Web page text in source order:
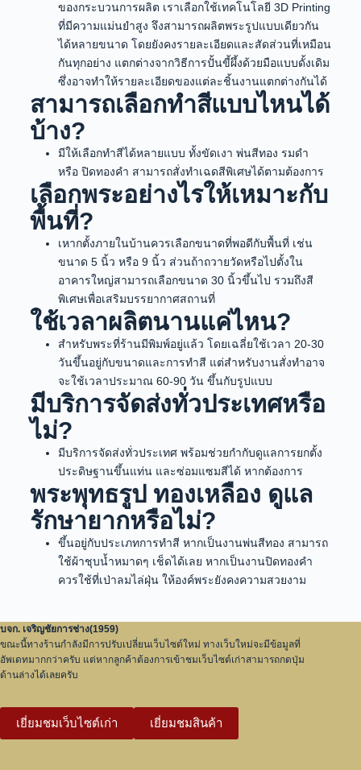
ของกระบวนการผลิต เราเลือกใช้เทคโนโลยี 3D Printing
ที่มีความแม่นยำสูง จึงสามารถผลิตพระรูปแบบเดียวกัน
ได้หลายขนาด โดยยังคงรายละเอียดและสัดส่วนที่เหมือน
กันทุกอย่าง แตกต่างจากวิธีการปั้นขี้ผึ้งด้วยมือแบบดั้งเดิม
ซึ่งอาจทำให้รายละเอียดของแต่ละชิ้นงานแตกต่างกันได้
สามารถเลือกทำสีแบบไหนได้
บ้าง?
มีให้เลือกทำสีได้หลายแบบ ทั้งขัดเงา พ่นสีทอง รมดำ
หรือ ปิดทองคำ สามารถสั่งทำเฉดสีพิเศษได้ตามต้องการ
เลือกพระอย่างไรให้เหมาะกับ
พื้นที่?
เหากตั้งภายในบ้านควรเลือกขนาดที่พอดีกับพื้นที่ เช่น
ขนาด 5 นิ้ว หรือ 9 นิ้ว ส่วนถ้าถวายวัดหรือไปตั้งใน
อาคารใหญ่สามารถเลือกขนาด 30 นิ้วขึ้นไป รวมถึงสี
พิเศษเพื่อเสริมบรรยากาศสถานที่
ใช้เวลาผลิตนานแค่ไหน?
สำหรับพระที่ร้านมีพิมพ์อยู่แล้ว โดยเฉลี่ยใช้เวลา 20-30
วันขึ้นอยู่กับขนาดและการทำสี แต่สำหรับงานสั่งทำอาจ
จะใช้เวลาประมาณ 60-90 วัน ขึ้นกับรูปแบบ
มีบริการจัดส่งทั่วประเทศหรือ
ไม่?
มีบริการจัดส่งทั่วประเทศ พร้อมช่วยกำกับดูแลการยกตั้ง
ประดิษฐานขึ้นแท่น และซ่อมแซมสีได้ หากต้องการ
พระพุทธรูป ทองเหลือง ดูแล
รักษายากหรือไม่?
ขึ้นอยู่กับประเภทการทำสี หากเป็นงานพ่นสีทอง สามารถ
ใช้ผ้าชุบน้ำหมาดๆ เช็ดได้เลย หากเป็นงานปิดทองคำ
ควรใช้ที่เป่าลมไล่ฝุ่น ให้องค์พระยังคงความสวยงาม
บจก. เจริญชัยการช่าง(1959)
ขณะนี้ทางร้านกำลังมีการปรับเปลี่ยนเว็บไซต์ใหม่ ทางเว็บใหม่จะมีข้อมูลที่
อัพเดทมากกว่าครับ แต่หากลูกค้าต้องการเข้าชมเว็บไซต์เก่าสามารถกดปุ่ม
ด้านล่างได้เลยครับ
เยี่ยมชมเว็บไซต์เก่า เยี่ยมชมสินค้า